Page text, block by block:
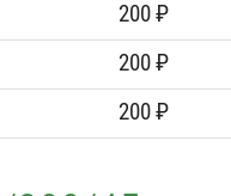
200 ₽
200 ₽
200 ₽